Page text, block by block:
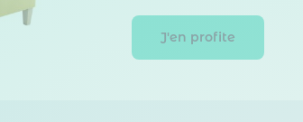
J'en profite